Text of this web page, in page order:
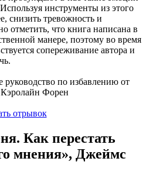
инструменты из этого
снизить тревожность и
отметить, что книга написана в
манере, поэтому во время
сопереживание автора и
отрывок
Как перестать
мнения», Джеймс